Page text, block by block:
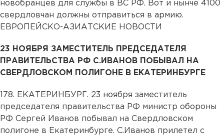
новобранцев для службы в ВС РФ. Вот и нынче 4100
свердловчан должны отправиться в армию.
ЕВРОПЕЙСКО-АЗИАТСКИЕ НОВОСТИ
23 НОЯБРЯ ЗАМЕСТИТЕЛЬ ПРЕДСЕДАТЕЛЯ
ПРАВИТЕЛЬСТВА РФ С.ИВАНОВ ПОБЫВАЛ НА
СВЕРДЛОВСКОМ ПОЛИГОНЕ В ЕКАТЕРИНБУРГЕ
178. ЕКАТЕРИНБУРГ. 23 ноября заместитель
председателя правительства РФ министр обороны
РФ Сергей Иванов побывал на Свердловском
полигоне в Екатеринбурге. С.Иванов прилетел с